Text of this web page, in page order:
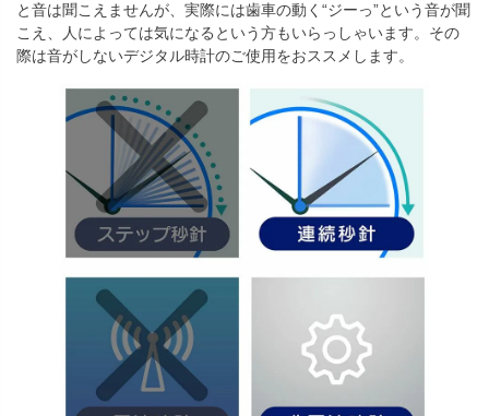
と音は聞こえませんが、実際には歯車の動く“ジーっ”という音が聞
こえ、人によっては気になるという方もいらっしゃいます。その
際は音がしないデジタル時計のご使用をおススメします。